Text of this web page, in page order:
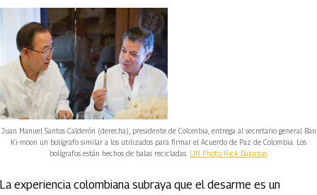
Juan Manuel Santos Calderón (derecha), presidente de Colombia, entrega al secretario general Ban
Ki-moon un bolígrafo similar a los utilizados para firmar el Acuerdo de Paz de Colombia. Los
bolígrafos están hechos de balas recicladas. UN Photo/Rick Bajornas
La experiencia colombiana subraya que el desarme es un